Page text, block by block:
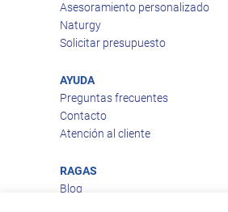
Asesoramiento personalizado
Naturgy
Solicitar presupuesto
AYUDA
Preguntas frecuentes
Contacto
Atención al cliente
RAGAS
Blog